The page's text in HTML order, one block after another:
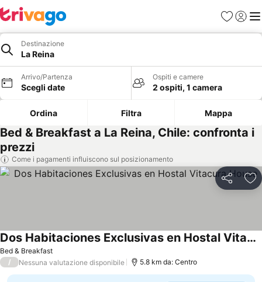
PreferitiAccedi
Destinazione
La Reina
Arrivo/Partenza
Scegli date
Ospiti e camere
2 ospiti, 1 camera
Ordina Filtra Mappa
Bed & Breakfast a La Reina, Chile: confronta i
prezzi
Come i pagamenti influiscono sul posizionamento
Condividi
Bed & Breakfast
Dos Habitaciones Exclusivas en Hostal Vitacura House
/ Nessuna valutazione disponibile 5.8 km da: Centro